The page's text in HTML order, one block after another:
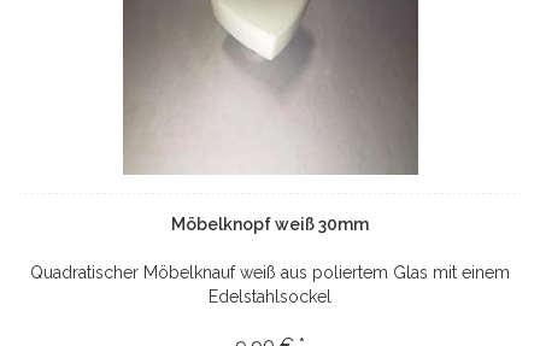
Möbelknopf weiß 30mm
Quadratischer Möbelknauf weiß aus poliertem Glas mit einem
Edelstahlsockel